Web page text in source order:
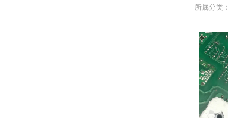
所属分类：